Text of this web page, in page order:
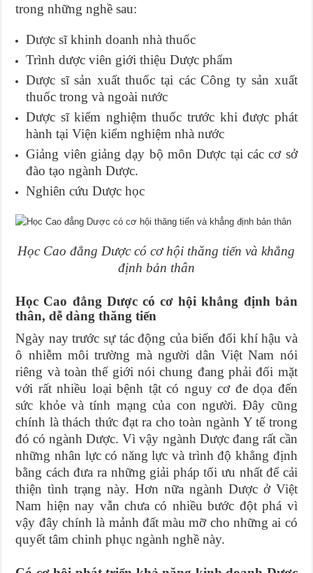
trong những nghề sau:
Dược sĩ khinh doanh nhà thuốc
Trình dược viên giới thiệu Dược phẩm
Dược sĩ sản xuất thuốc tại các Công ty sản xuất
thuốc trong và ngoài nước
Dược sĩ kiểm nghiệm thuốc trước khi được phát
hành tại Viện kiểm nghiệm nhà nước
Giảng viên giảng dạy bộ môn Dược tại các cơ sở
đào tạo ngành Dược.
Nghiên cứu Dược học
Học Cao đẳng Dược có cơ hội thăng tiến và khẳng
định bản thân
Học Cao đẳng Dược có cơ hội khẳng định bản
thân, dễ dàng thăng tiến
Ngày nay trước sự tác động của biến đổi khí hậu và
ô nhiễm môi trường mà người dân Việt Nam nói
riêng và toàn thế giới nói chung đang phải đối mặt
với rất nhiều loại bệnh tật có nguy cơ đe dọa đến
sức khỏe và tính mạng của con người. Đây cũng
chính là thách thức đạt ra cho toàn ngành Y tế trong
đó có ngành Dược. Vì vậy ngành Dược đang rất cần
những nhân lực có năng lực và trình độ khẳng định
bằng cách đưa ra những giải pháp tối ưu nhất để cải
thiện tình trạng này. Hơn nữa ngành Dược ở Việt
Nam hiện nay vẫn chưa có nhiều bước đột phá vì
vậy đây chính là mảnh đất màu mỡ cho những ai có
quyết tâm chinh phục ngành nghề này.